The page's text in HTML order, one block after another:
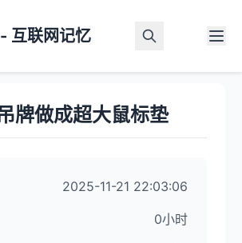
互联网记忆
牌做成超大鼠标垫
2025-11-21 22:03:06
0小时